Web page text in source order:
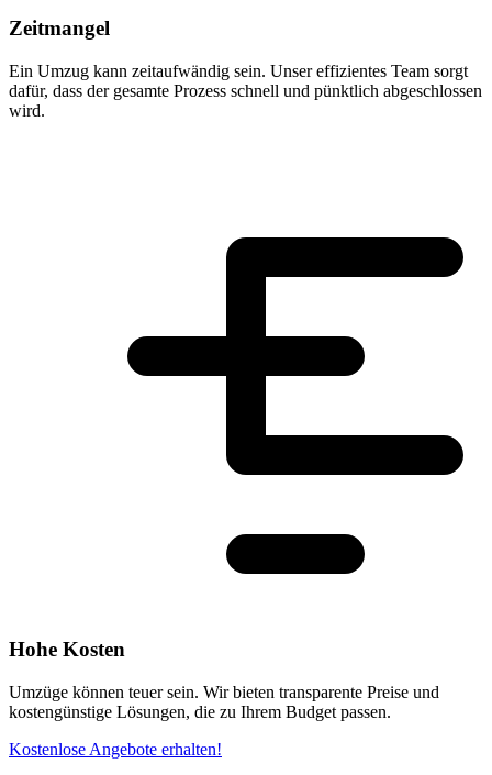
Zeitmangel
Ein Umzug kann zeitaufwändig sein. Unser effizientes Team sorgt
dafür, dass der gesamte Prozess schnell und pünktlich abgeschlossen
wird.
Hohe Kosten
Umzüge können teuer sein. Wir bieten transparente Preise und
kostengünstige Lösungen, die zu Ihrem Budget passen.
Kostenlose Angebote erhalten!